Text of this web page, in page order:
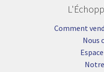
Comment
Nous